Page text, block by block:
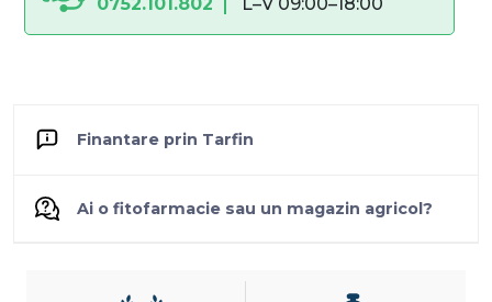
Finantare prin Tarfin
Ai o fitofarmacie sau un magazin agricol?